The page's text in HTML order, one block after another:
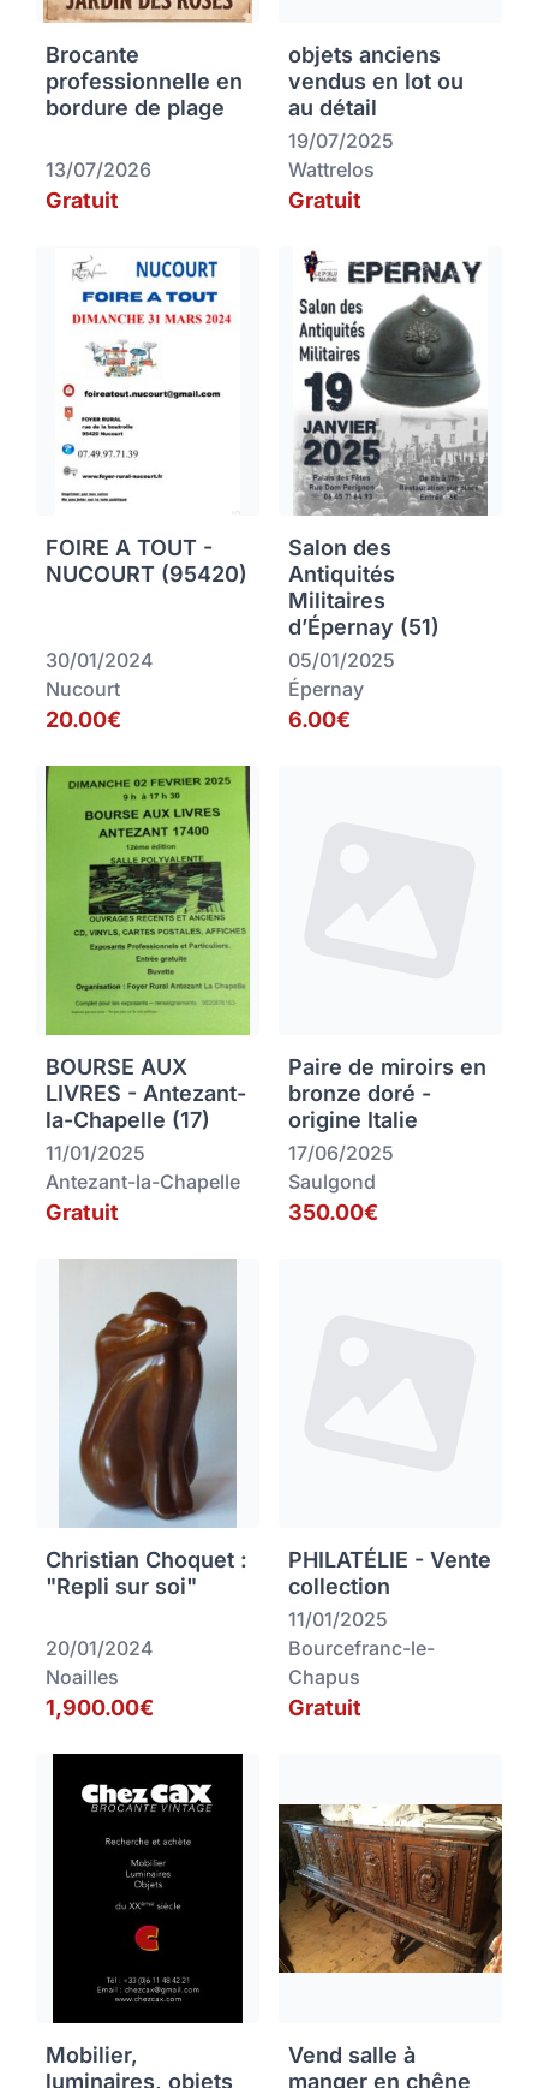
Brocante
professionnelle en
bordure de plage
13/07/2026
Gratuit
objets anciens
vendus en lot ou
au détail
19/07/2025
Wattrelos
Gratuit
FOIRE A TOUT -
NUCOURT (95420)
30/01/2024
Nucourt
20.00€
Salon des
Antiquités
Militaires
d’Épernay (51)
05/01/2025
Épernay
6.00€
BOURSE AUX
LIVRES - Antezant-
la-Chapelle (17)
11/01/2025
Antezant-la-Chapelle
Gratuit
Paire de miroirs en
bronze doré -
origine Italie
17/06/2025
Saulgond
350.00€
Christian Choquet :
"Repli sur soi"
20/01/2024
Noailles
1,900.00€
PHILATÉLIE - Vente
collection
11/01/2025
Bourcefranc-le-
Chapus
Gratuit
Mobilier,
luminaires, objets
Vend salle à
manger en chêne